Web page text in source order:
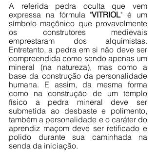
A referida pedra oculta que vem
expressa na fórmula "VITRIOL" é um
símbolo maçônico que provavelmente
os construtores medievais
emprestaram dos alquimistas.
Entretanto, a pedra em si não deve ser
compreendida como sendo apenas um
mineral (na natureza), mas como a
base da construção da personalidade
humana. E assim, da mesma forma
como na construção de um templo
físico a pedra mineral deve ser
submetida ao desbaste e polimento,
também a personalidade e o caráter do
aprendiz maçom deve ser retificado e
polido durante sua caminhada na
senda da iniciação.